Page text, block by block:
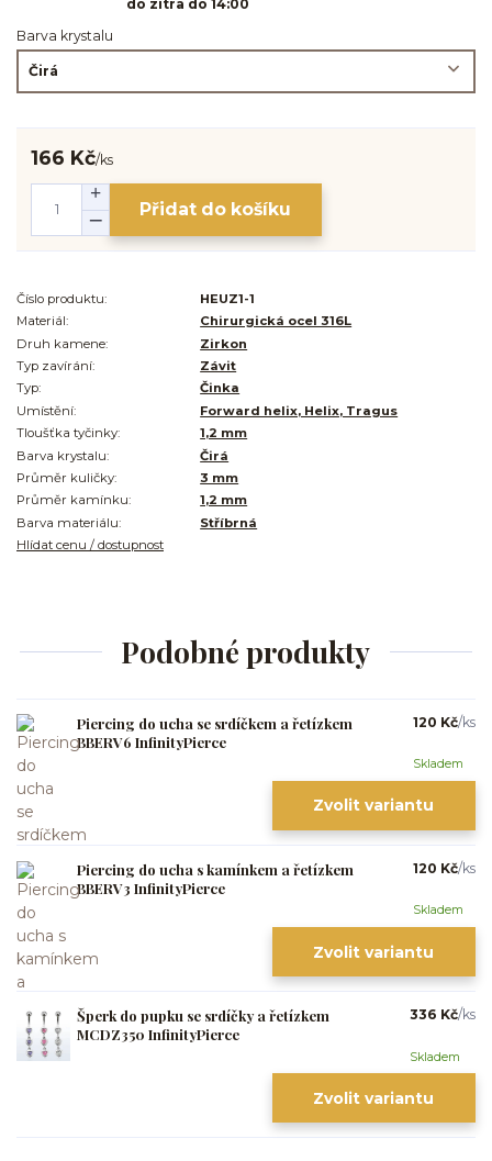
do zítra do 14:00
Barva krystalu
166 Kč/ks
Přidat do košíku
Číslo produktu:
HEUZ1-1
Materiál:
Chirurgická ocel 316L
Druh kamene:
Zirkon
Typ zavírání:
Závit
Typ:
Činka
Umístění:
Forward helix, Helix, Tragus
Tloušťka tyčinky:
1,2 mm
Barva krystalu:
Čirá
Průměr kuličky:
3 mm
Průměr kamínku:
1,2 mm
Barva materiálu:
Stříbrná
Hlídat cenu / dostupnost
Podobné produkty
Piercing do ucha se srdíčkem a řetízkem
BBERV6 InfinityPierce
120 Kč/ks
Skladem
Zvolit variantu
Piercing do ucha s kamínkem a řetízkem
BBERV3 InfinityPierce
120 Kč/ks
Skladem
Zvolit variantu
Šperk do pupku se srdíčky a řetízkem
MCDZ350 InfinityPierce
336 Kč/ks
Skladem
Zvolit variantu